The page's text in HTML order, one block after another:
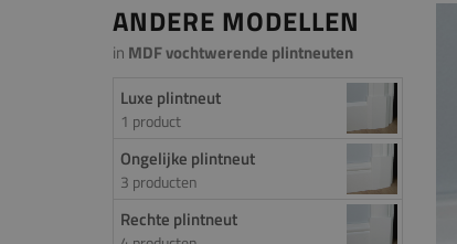
ANDERE MODELLEN
in MDF vochtwerende plintneuten
Luxe plintneut
1 product
Ongelijke plintneut
3 producten
Rechte plintneut